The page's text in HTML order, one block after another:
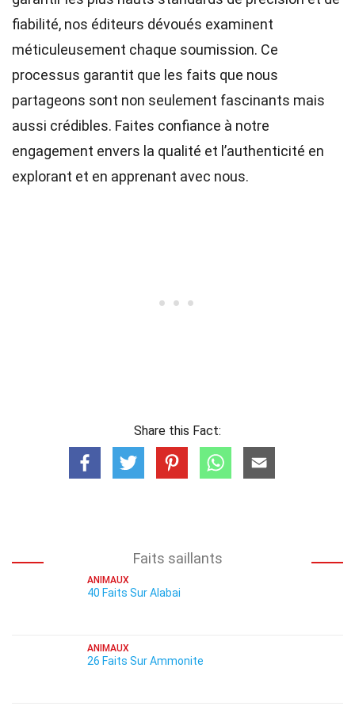
fiabilité, nos éditeurs dévoués examinent
méticuleusement chaque soumission. Ce
processus garantit que les faits que nous
partageons sont non seulement fascinants mais
aussi crédibles. Faites confiance à notre
engagement envers la qualité et l’authenticité en
explorant et en apprenant avec nous.
Share this Fact:
Faits saillants
ANIMAUX
40 Faits Sur Alabai
ANIMAUX
26 Faits Sur Ammonite